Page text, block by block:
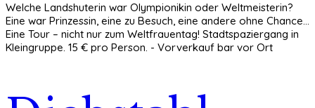
Welche Landshuterin war Olympionikin oder Weltmeisterin?
Eine war Prinzessin, eine zu Besuch, eine andere ohne Chance...
Eine Tour – nicht nur zum Weltfrauentag! Stadtspaziergang in
Kleingruppe. 15 € pro Person. - Vorverkauf bar vor Ort